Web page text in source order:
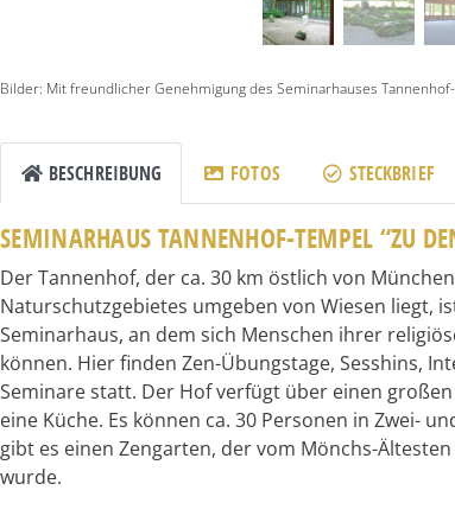
Bilder: Mit freundlicher Genehmigung des Seminarhauses
BESCHREIBUNG FOTOS STECKBRIEF
SEMINARHAUS TANNENHOF-TEMPEL “ZU
Der Tannenhof, der ca. 30 km östlich von
Naturschutzgebietes umgeben von Wiesen liegt,
Seminarhaus, an dem sich Menschen ihrer
können. Hier finden Zen-Übungstage, Sesshins,
Seminare statt. Der Hof verfügt über einen
eine Küche. Es können ca. 30 Personen in Zwei-
gibt es einen Zengarten, der vom Mönchs-
wurde.